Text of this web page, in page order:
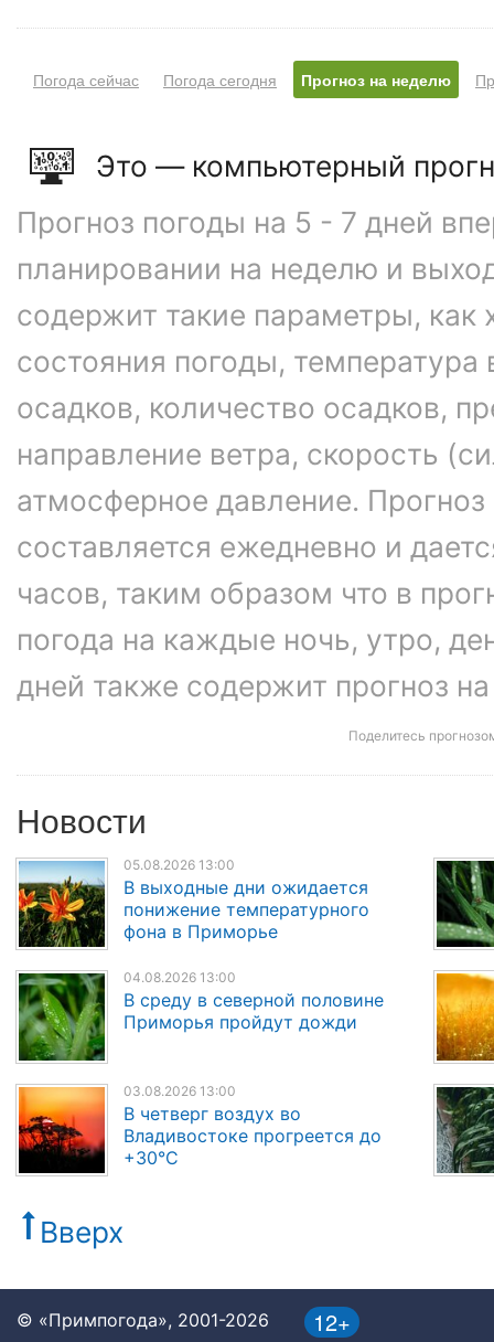
Погода сейчас Погода сегодня Прогноз на неделю
Это — компьютерный
Прогноз погоды на 5 - 7 дней
планировании на неделю и
содержит такие параметры, как
состояния погоды, температура
осадков, количество осадков,
направление ветра, скорость
атмосферное давление.
составляется ежедневно и
часов, таким образом что в
погода на каждые ночь, утро,
дней также содержит прогноз
Поделитесь
Новости
05.08.2026 13:00
В выходные дни ожидается
понижение температурного
фона в Приморье
04.08.2026 13:00
В среду в северной половине
Приморья пройдут дожди
03.08.2026 13:00
В четверг воздух во
Владивостоке прогреется до
+30°C
Вверх
12+
© «Примпогода», 2001-2026